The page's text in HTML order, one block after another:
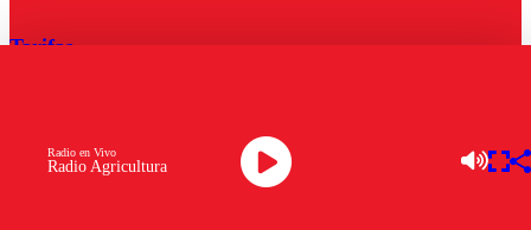
Radio Agricultura
Radio en Vivo
Tarifas